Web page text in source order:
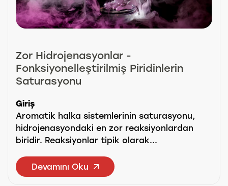
Zor Hidrojenasyonlar -
Fonksiyonelleştirilmiş Piridinlerin
Saturasyonu
Giriş
Aromatik halka sistemlerinin saturasyonu,
hidrojenasyondaki en zor reaksiyonlardan
biridir. Reaksiyonlar tipik olarak...
Devamını Oku